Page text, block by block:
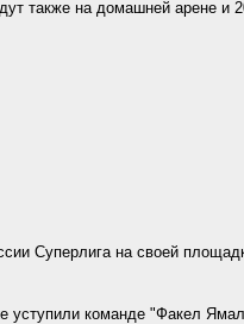
также на домашней арене и
Суперлига на своей
команде "Факел